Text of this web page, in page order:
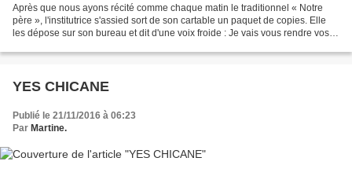
Après que nous ayons récité comme chaque matin le traditionnel « Notre
père », l'institutrice s'assied sort de son cartable un paquet de copies. Elle
les dépose sur son bureau et dit d'une voix froide : Je vais vous rendre vos
YES CHICANE
Publié le 21/11/2016 à 06:23
Par Martine.